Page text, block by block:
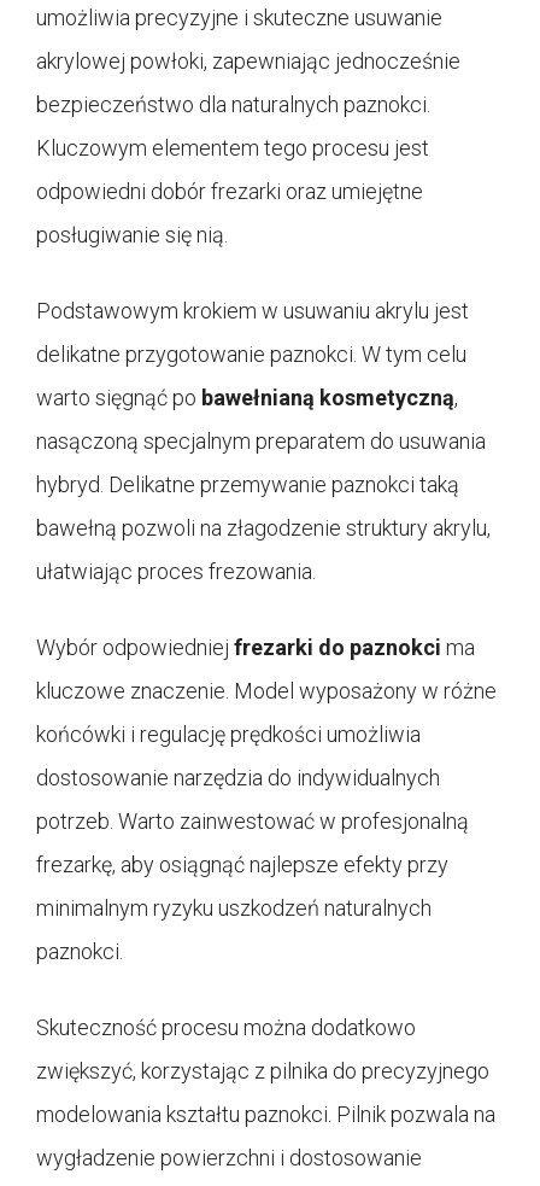
umożliwia precyzyjne i skuteczne usuwanie
akrylowej powłoki, zapewniając jednocześnie
bezpieczeństwo dla naturalnych paznokci.
Kluczowym elementem tego procesu jest
odpowiedni dobór frezarki oraz umiejętne
posługiwanie się nią.
Podstawowym krokiem w usuwaniu akrylu jest
delikatne przygotowanie paznokci. W tym celu
warto sięgnąć po bawełnianą kosmetyczną,
nasączoną specjalnym preparatem do usuwania
hybryd. Delikatne przemywanie paznokci taką
bawełną pozwoli na złagodzenie struktury akrylu,
ułatwiając proces frezowania.
Wybór odpowiedniej frezarki do paznokci ma
kluczowe znaczenie. Model wyposażony w różne
końcówki i regulację prędkości umożliwia
dostosowanie narzędzia do indywidualnych
potrzeb. Warto zainwestować w profesjonalną
frezarkę, aby osiągnąć najlepsze efekty przy
minimalnym ryzyku uszkodzeń naturalnych
paznokci.
Skuteczność procesu można dodatkowo
zwiększyć, korzystając z pilnika do precyzyjnego
modelowania kształtu paznokci. Pilnik pozwala na
wygładzenie powierzchni i dostosowanie